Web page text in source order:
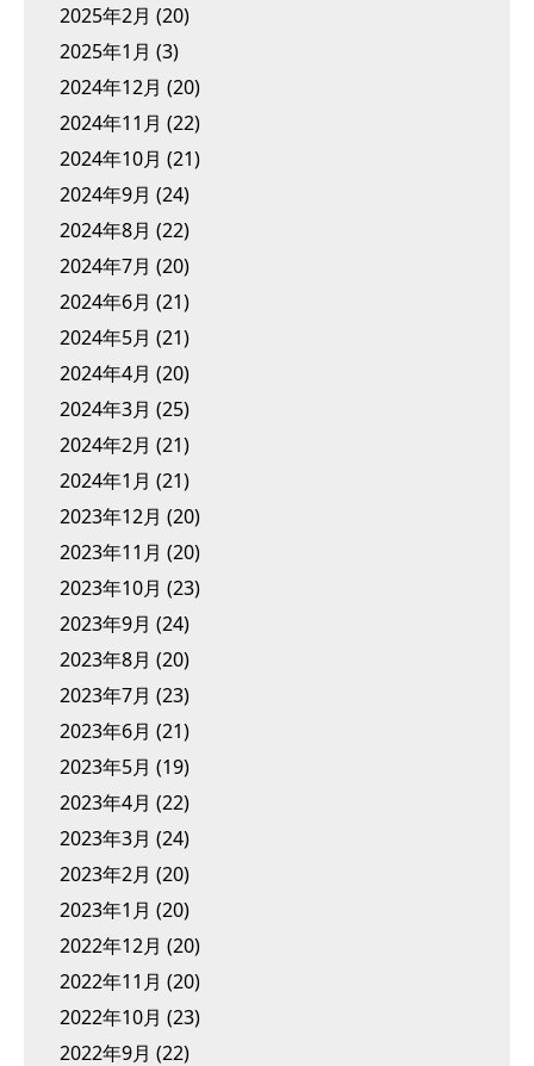
2025年2月 (20)
2025年1月 (3)
2024年12月 (20)
2024年11月 (22)
2024年10月 (21)
2024年9月 (24)
2024年8月 (22)
2024年7月 (20)
2024年6月 (21)
2024年5月 (21)
2024年4月 (20)
2024年3月 (25)
2024年2月 (21)
2024年1月 (21)
2023年12月 (20)
2023年11月 (20)
2023年10月 (23)
2023年9月 (24)
2023年8月 (20)
2023年7月 (23)
2023年6月 (21)
2023年5月 (19)
2023年4月 (22)
2023年3月 (24)
2023年2月 (20)
2023年1月 (20)
2022年12月 (20)
2022年11月 (20)
2022年10月 (23)
2022年9月 (22)